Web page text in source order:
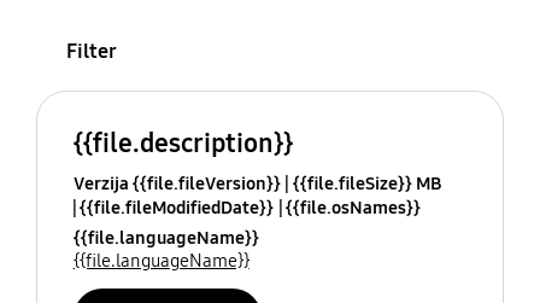
Filter
{{file.description}}
Verzija {{file.fileVersion}} {{file.fileSize}} MB
{{file.fileModifiedDate}} {{file.osNames}}
{{file.languageName}}
{{file.languageName}}